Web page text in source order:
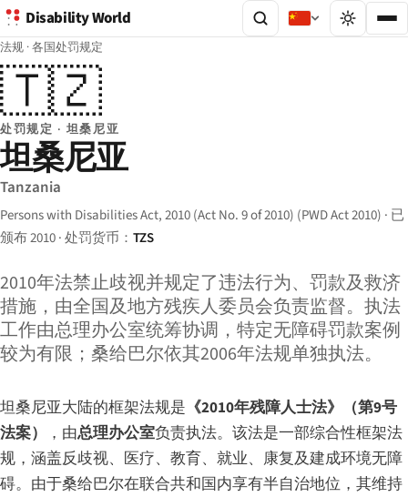
Disability World
法规 ·各国处罚规定
🇹🇿
处罚规定 · 坦桑尼亚
坦桑尼亚
Tanzania
Persons with Disabilities Act, 2010 (Act No. 9 of 2010) (PWD Act 2010) · 已
颁布 2010 · 处罚货币： TZS
2010年法禁止歧视并规定了违法行为、罚款及救济
措施，由全国及地方残疾人委员会负责监督。执法
工作由总理办公室统筹协调，特定无障碍罚款案例
较为有限；桑给巴尔依其2006年法规单独执法。
坦桑尼亚大陆的框架法规是 《2010年残障人士法》（第9号
法案）
，由总理办公室负责执法。该法是一部综合性框架法
规，涵盖反歧视、医疗、教育、就业、康复及建成环境无障
碍。由于桑给巴尔在联合共和国内享有半自治地位，其维持